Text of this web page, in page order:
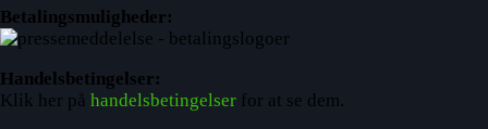
Betalingsmuligheder:
Handelsbetingelser:
Klik her på handelsbetingelser for at se dem.